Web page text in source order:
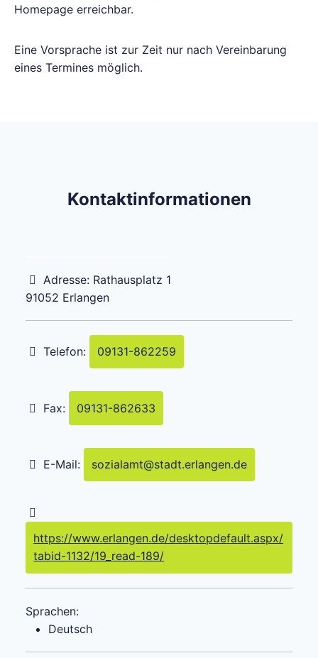
Homepage erreichbar.
Eine Vorsprache ist zur Zeit nur nach Vereinbarung
eines Termines möglich.
Kontaktinformationen
Adresse: Rathausplatz 1
91052 Erlangen
Telefon: 09131-862259
Fax: 09131-862633
E-Mail: sozialamt@stadt.erlangen.de
https://www.erlangen.de/desktopdefault.aspx/
tabid-1132/19_read-189/
Sprachen:
Deutsch